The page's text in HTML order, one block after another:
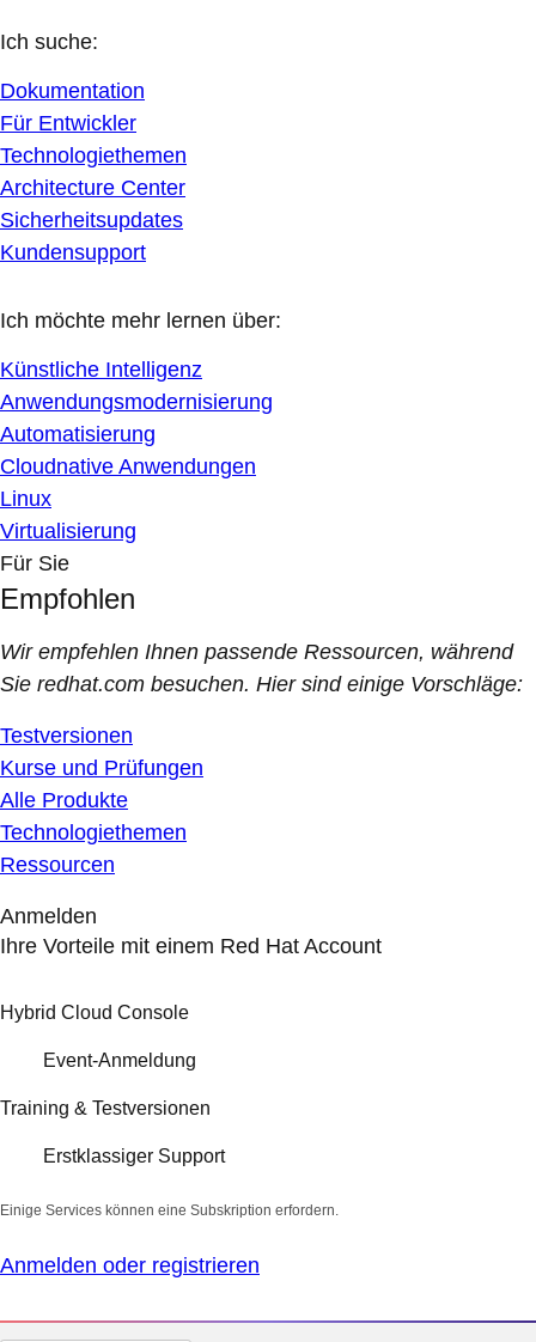
Ich suche:
Dokumentation
Für Entwickler
Technologiethemen
Architecture Center
Sicherheitsupdates
Kundensupport
Ich möchte mehr lernen über:
Künstliche Intelligenz
Anwendungsmodernisierung
Automatisierung
Cloudnative Anwendungen
Linux
Virtualisierung
Für Sie
Empfohlen
Wir empfehlen Ihnen passende Ressourcen, während
Sie redhat.com besuchen. Hier sind einige Vorschläge:
Testversionen
Kurse und Prüfungen
Alle Produkte
Technologiethemen
Ressourcen
Anmelden
Ihre Vorteile mit einem Red Hat Account
Hybrid Cloud Console
Event-Anmeldung
Training & Testversionen
Erstklassiger Support
Einige Services können eine Subskription erfordern.
Anmelden oder registrieren